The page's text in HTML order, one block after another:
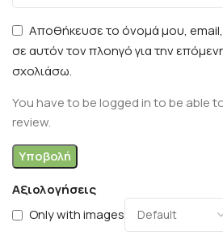
Αξιολογήσεις
Only with images
Αποθήκευσε το όνομά μου, email,
σε αυτόν τον πλοηγό για την
σχολιάσω.
You have to be logged in to be able
review.